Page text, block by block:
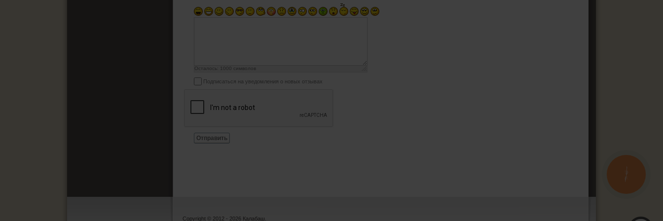
Осталось: 1000 символов
Подписаться на уведомления о новых отзывах
Отправить
Copyright © 2012 - 2026 Калабаш.
ЗВ'ЯЗКУ